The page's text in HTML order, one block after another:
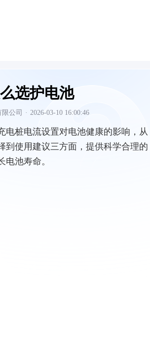
选护电池
公司 · 2026-03-10 16:00:46
电桩电流设置对电池健康的影响，从
到使用建议三方面，提供科学合理的
电池寿命。